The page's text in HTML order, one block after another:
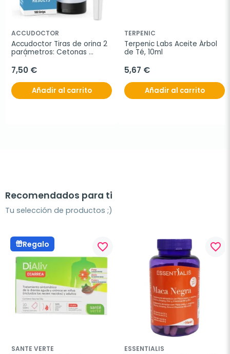
ACCUDOCTOR
Accudoctor Tiras de orina 2
parámetros: Cetonas
7,50 €
Añadir al carrito
TERPENIC
Terpenic Labs Aceite Árbol
de Té, 10ml
5,67 €
Añadir al carrito
Recomendados para ti
Tu selección de productos ;)
Regalo favorite_border
SANTE VERTE
favorite_border
ESSENTIALIS